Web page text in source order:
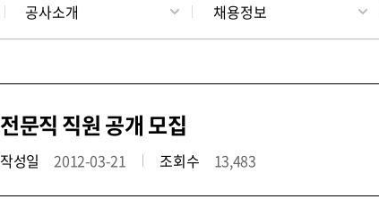
공사소개 채용정보
전문직 직원 공개 모집
작성일 2012-03-21 조회수 13,483